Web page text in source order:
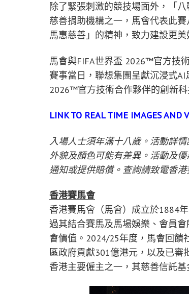
除了緊張刺激的競技場面外，「
慈善捐助機構之一，馬會代表此
馬惠慈善」的精神，致力建設更美
馬會與FIFA世界盃 2026™官方技
賽事當日，聯想集團呈獻沉浸式
2026™官方技術合作夥伴的創新科
LINK TO REAL TIME IMAGES AND
入場人士須年滿十八歲。活動詳
外貌及顏色可能有差異。活動及
通知或提供賠償。查詢請致電香
香港賽馬會
香港賽馬會（馬會）成立於1884
過其結合賽馬及馬場娛樂、會員
會價值。2024/25年度，馬會回饋
區政府貢獻301億港元，以及已審
香港主要僱主之一，其慈善信託